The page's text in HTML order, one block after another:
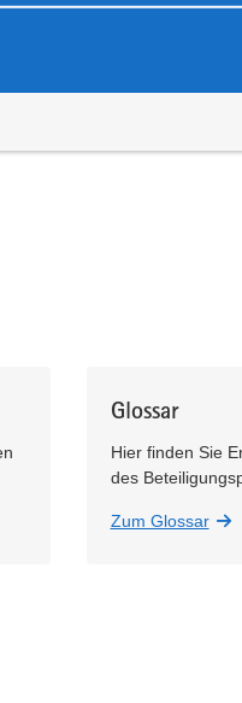
Glossar
Hier finden Sie
des
Zum Glossar